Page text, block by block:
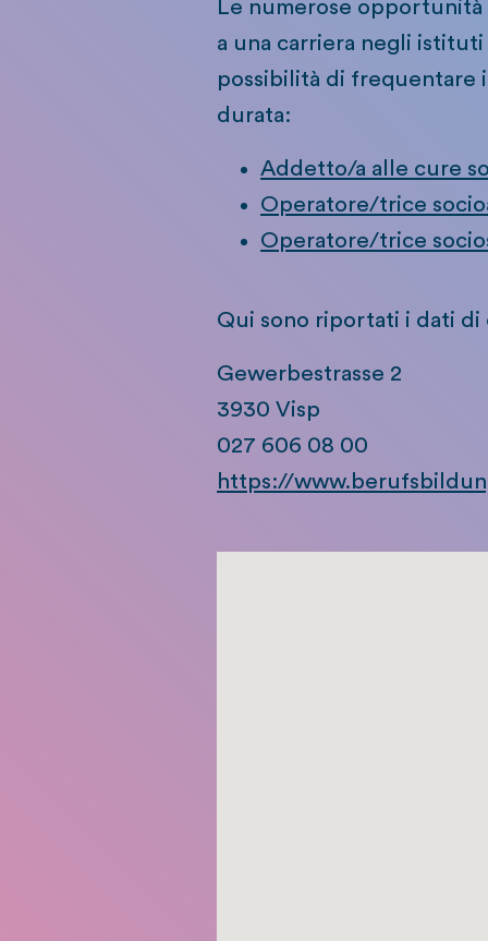
Le numerose
a una carriera negli
possibilità di frequentare
durata:
Addetto/a alle cure
Operatore/trice
Operatore/trice
Qui sono riportati i dati
Gewerbestrasse 2
3930 Visp
027 606 08 00
https://